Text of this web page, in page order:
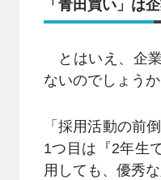
「青田買い」は
とはいえ、企
ないのでしょうか
「採用活動の前
1つ目は『2年生
用しても、優秀